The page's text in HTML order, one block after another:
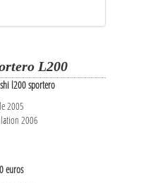
L200
l200 sportero
2005
2006
euros